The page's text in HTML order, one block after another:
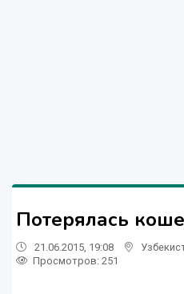
Потерялась
21.06.2015, 19:08
Просмотров: 251